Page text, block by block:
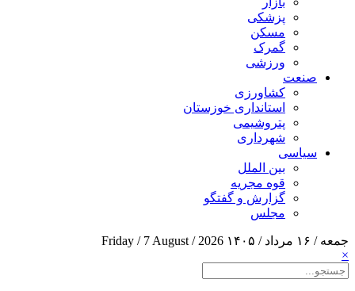
پزشکی
مسکن
گمرک
ورزشی
صنعت
کشاورزی
استانداری خوزستان
پتروشیمی
شهرداری
سیاسی
بین الملل
قوه مجریه
گزارش و گفتگو
مجلس
جمعه / ۱۶ مرداد / ۱۴۰۵
Friday / 7 August / 2026
×